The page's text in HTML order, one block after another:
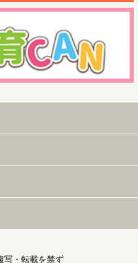
写・転載を禁ず